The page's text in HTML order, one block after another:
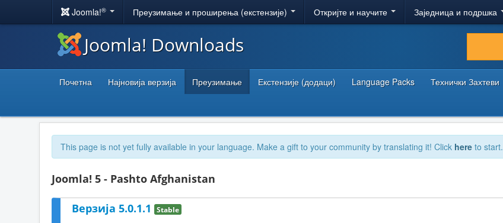
Joomla!® Преузимање и проширења (екстензије) Откријте и научите Заједница и подршка
Joomla! Downloads
Почетна Најновија верзија Преузимање Екстензије (додаци) Language Packs Технички Захтеви
This page is not yet fully available in your language. Make a gift to your community by translating it! Click here to start.
Joomla! 5 - Pashto Afghanistan
Верзија 5.0.1.1 Stable